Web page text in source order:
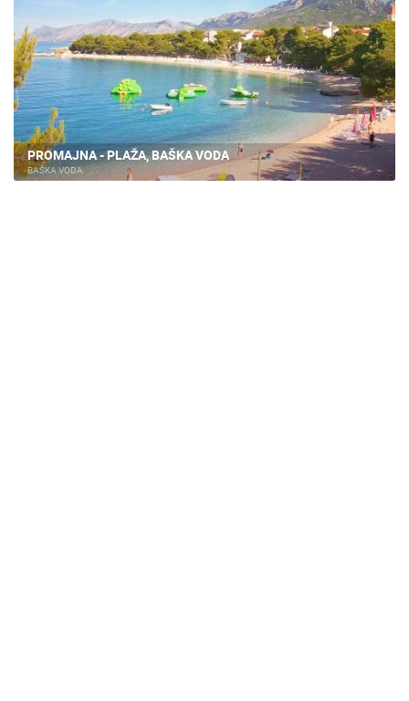
PROMAJNA - PLAŽA, BAŠKA VODA
BAŠKA VODA